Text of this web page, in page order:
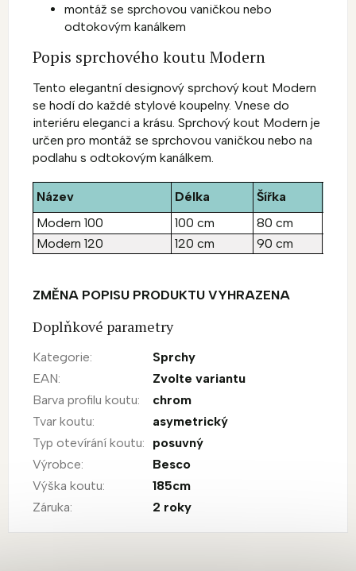
montáž se sprchovou vaničkou nebo
odtokovým kanálkem
Popis sprchového koutu Modern
Tento elegantní designový sprchový kout Modern
se hodí do každé stylové koupelny. Vnese do
interiéru eleganci a krásu. Sprchový kout Modern je
určen pro montáž se sprchovou vaničkou nebo na
podlahu s odtokovým kanálkem.
Název Délka Šířka
Modern 100
100 cm 80 cm
Modern 120
120 cm 90 cm
ZMĚNA POPISU PRODUKTU VYHRAZENA
Doplňkové parametry
Kategorie:
Sprchy
EAN:
Zvolte variantu
Barva profilu koutu:
chrom
Tvar koutu:
asymetrický
Typ otevírání koutu:
posuvný
Výrobce:
Besco
Výška koutu:
185cm
Záruka: 2 roky